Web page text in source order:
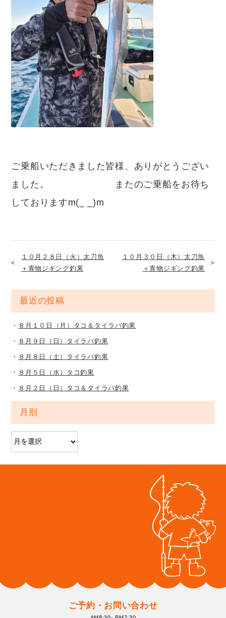
ご乗船いただきました皆様、ありがとうござい
ました。 またのご乗船をお待ち
しておりますm(_ _)m
１０月２８日（火）太刀魚
＋青物ジギング釣果
１０月３０日（木）太刀魚
＋青物ジギング釣果
最近の投稿
８月１０日（月）タコ＆タイラバ釣果
８月９日（日）タイラバ釣果
８月８日（土）タイラバ釣果
８月５日（水）タコ釣果
８月２日（日）タコ＆タイラバ釣果
月別
ご予約・お問い合わせ